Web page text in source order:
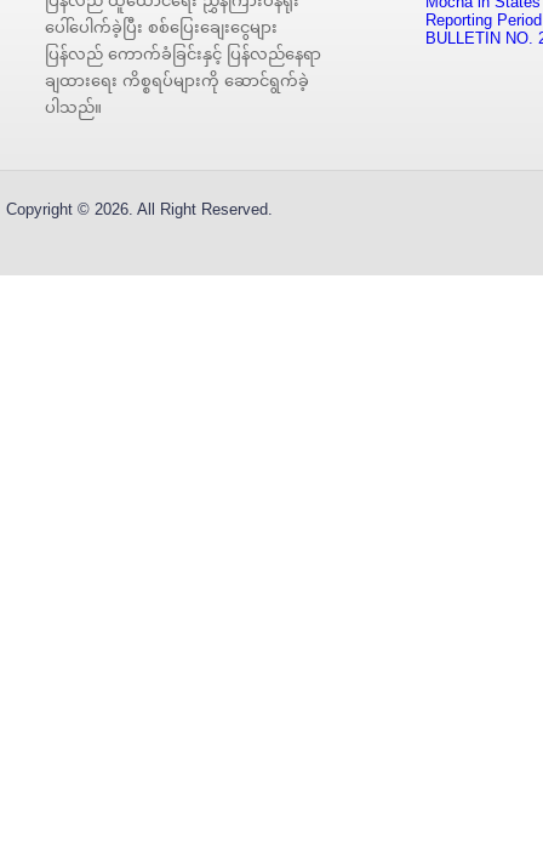
ပေါ်ပေါက်ခဲ့ပြီး စစ်ပြေးချေးငွေများ
ပြန်လည် ကောက်ခံခြင်းနှင့် ပြန်လည်နေရာ
ချထားရေး ကိစ္စရပ်များကို ဆောင်ရွက်ခဲ့
ပါသည်။
Reporting
BULLETIN NO.
Copyright © 2026. All Right Reserved.